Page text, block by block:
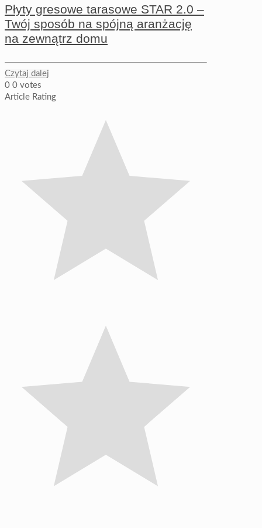
Płyty gresowe tarasowe STAR 2.0 –
Twój sposób na spójną aranżację
na zewnątrz domu
Czytaj dalej
0 0 votes
Article Rating